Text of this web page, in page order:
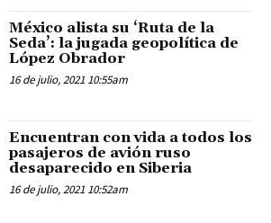
México alista su ‘Ruta de la
Seda’: la jugada geopolítica de
López Obrador
16 de julio, 2021 10:55am
Encuentran con vida a todos los
pasajeros de avión ruso
desaparecido en Siberia
16 de julio, 2021 10:52am